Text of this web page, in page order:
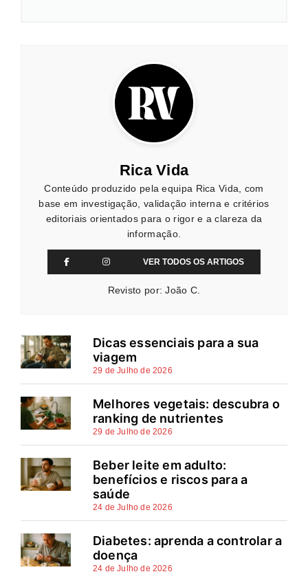
Rica Vida
Conteúdo produzido pela equipa Rica Vida, com
base em investigação, validação interna e critérios
editoriais orientados para o rigor e a clareza da
informação.
VER TODOS OS ARTIGOS
Revisto por: João C.
Dicas essenciais para a sua
viagem
29 de Julho de 2026
Melhores vegetais: descubra o
ranking de nutrientes
29 de Julho de 2026
Beber leite em adulto:
benefícios e riscos para a
saúde
24 de Julho de 2026
Diabetes: aprenda a controlar a
doença
24 de Julho de 2026